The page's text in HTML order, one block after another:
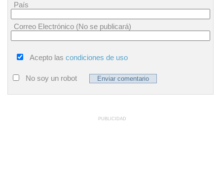
País
Correo Electrónico (No se publicará)
Acepto las condiciones de uso
No soy un robot
PUBLICIDAD